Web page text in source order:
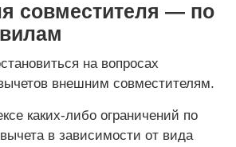
совместителя — по
на вопросах
внешним совместителям.
каких-либо ограничений по
в зависимости от вида